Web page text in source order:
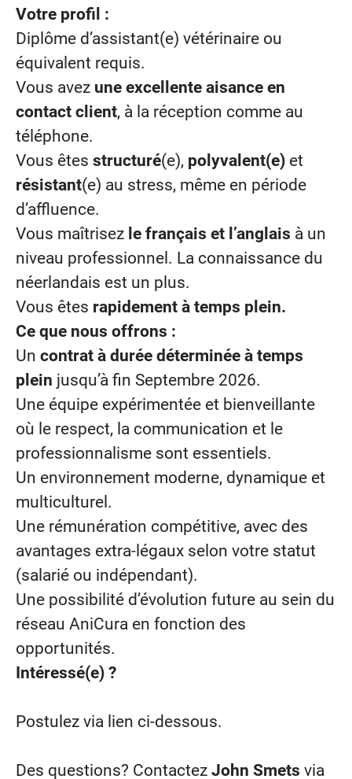
Votre profil :
Diplôme d’assistant(e) vétérinaire ou
équivalent requis.
Vous avez une excellente aisance en
contact client, à la réception comme au
téléphone.
Vous êtes structuré(e), polyvalent(e) et
résistant(e) au stress, même en période
d’affluence.
Vous maîtrisez le français et l’anglais à un
niveau professionnel. La connaissance du
néerlandais est un plus.
Vous êtes rapidement à temps plein.
Ce que nous offrons :
Un contrat à durée déterminée à temps
plein jusqu’à fin Septembre 2026.
Une équipe expérimentée et bienveillante
où le respect, la communication et le
professionnalisme sont essentiels.
Un environnement moderne, dynamique et
multiculturel.
Une rémunération compétitive, avec des
avantages extra-légaux selon votre statut
(salarié ou indépendant).
Une possibilité d’évolution future au sein du
réseau AniCura en fonction des
opportunités.
Intéressé(e) ?
Postulez via lien ci-dessous.
Des questions? Contactez John Smets via